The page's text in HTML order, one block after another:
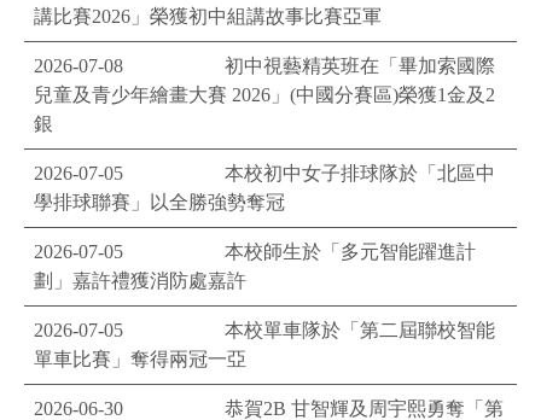
講比賽2026」榮獲初中組講故事比賽亞軍
2026-07-08
初中視藝精英班在「畢加索國際
兒童及青少年繪畫大賽 2026」(中國分賽區)榮獲1金及2
銀
2026-07-05
本校初中女子排球隊於「北區中
學排球聯賽」以全勝強勢奪冠
2026-07-05
本校師生於「多元智能躍進計
劃」嘉許禮獲消防處嘉許
2026-07-05
本校單車隊於「第二屆聯校智能
單車比賽」奪得兩冠一亞
2026-06-30
恭賀2B 甘智輝及周宇熙勇奪「第